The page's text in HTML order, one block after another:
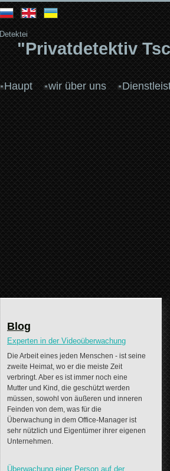
Detektei
"Privatdetektiv
Haupt wir über uns
Blog
Experten in der Videoüberwachung
Die Arbeit eines jeden Menschen - ist seine
zweite Heimat, wo er die meiste Zeit
verbringt. Aber es ist immer noch eine
Mutter und Kind, die geschützt werden
müssen, sowohl von äußeren und inneren
Feinden von dem, was für die
Überwachung in dem Office-Manager ist
sehr nützlich und Eigentümer ihrer eigenen
Unternehmen.
Überwachung einer Person auf der